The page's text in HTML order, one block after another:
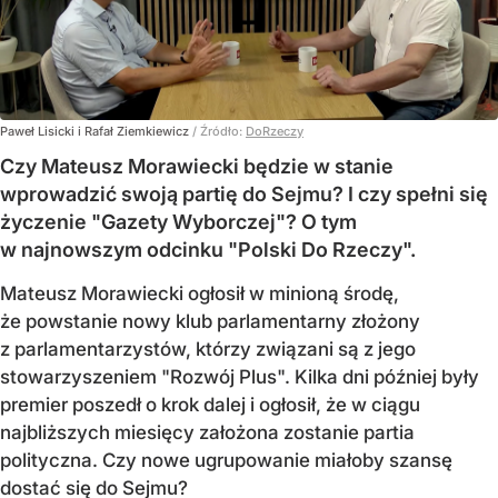
Paweł Lisicki i Rafał Ziemkiewicz / Źródło: DoRzeczy
Czy Mateusz Morawiecki będzie w stanie
wprowadzić swoją partię do Sejmu? I czy spełni się
życzenie "Gazety Wyborczej"? O tym
w najnowszym odcinku "Polski Do Rzeczy".
Mateusz Morawiecki ogłosił w minioną środę,
że powstanie nowy klub parlamentarny złożony
z parlamentarzystów, którzy związani są z jego
stowarzyszeniem "Rozwój Plus". Kilka dni później były
premier poszedł o krok dalej i ogłosił, że w ciągu
najbliższych miesięcy założona zostanie partia
polityczna. Czy nowe ugrupowanie miałoby szansę
dostać się do Sejmu?